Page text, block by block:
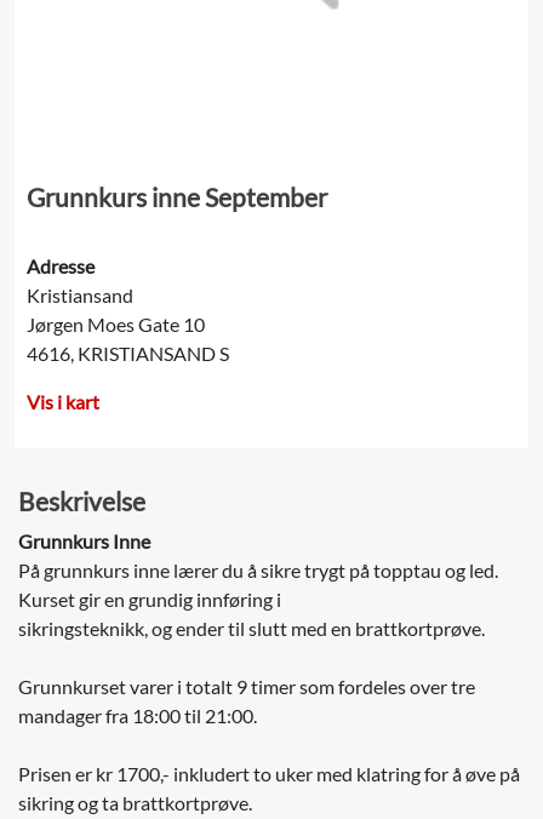
Grunnkurs inne September
Adresse
Kristiansand
Jørgen Moes Gate 10
4616, KRISTIANSAND S
Vis i kart
Beskrivelse
Grunnkurs Inne
På grunnkurs inne lærer du å sikre trygt på topptau og led.
Kurset gir en grundig innføring i
sikringsteknikk, og ender til slutt med en brattkortprøve.
Grunnkurset varer i totalt 9 timer som fordeles over tre
mandager fra 18:00 til 21:00.
Prisen er kr 1700,- inkludert to uker med klatring for å øve på
sikring og ta brattkortprøve.